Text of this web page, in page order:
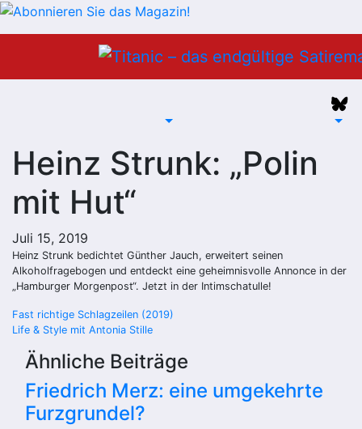
Heinz Strunk: „Polin
mit Hut“
Juli 15, 2019
Heinz Strunk bedichtet Günther Jauch, erweitert seinen
Alkoholfragebogen und entdeckt eine geheimnisvolle Annonce in der
„Hamburger Morgenpost“. Jetzt in der Intimschatulle!
Beitragsnavigation
Fast richtige Schlagzeilen (2019)
Life & Style mit Antonia Stille
Ähnliche Beiträge
Friedrich Merz: eine umgekehrte
Furzgrundel?